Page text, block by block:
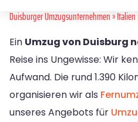
Duisburger Umzugsunternehmen»Italien
Ein Umzug von Duisburg
Reise ins Ungewisse: Wir
Aufwand. Die rund 1.390
organisieren wir als
unseres Angebots für